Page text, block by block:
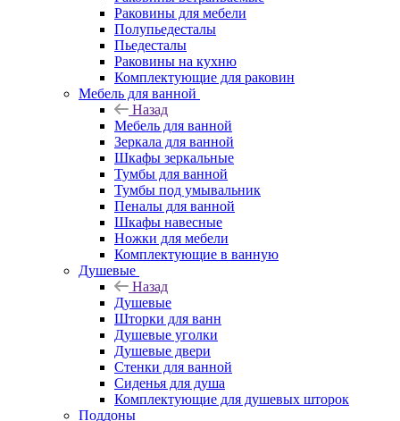
Раковины для мебели
Полупьедесталы
Пьедесталы
Раковины на кухню
Комплектующие для раковин
Мебель для ванной
Назад
Мебель для ванной
Зеркала для ванной
Шкафы зеркальные
Тумбы для ванной
Тумбы под умывальник
Пеналы для ванной
Шкафы навесные
Ножки для мебели
Комплектующие в ванную
Душевые
Назад
Душевые
Шторки для ванн
Душевые уголки
Душевые двери
Стенки для ванной
Сиденья для душа
Комплектующие для душевых шторок
Поддоны